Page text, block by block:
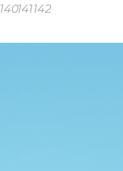
140141142